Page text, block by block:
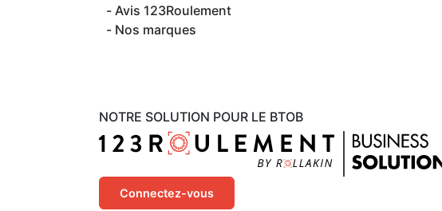
NOTRE SOLUTION POUR LE BTOB
Connectez-vous
Avis 123Roulement
Nos marques